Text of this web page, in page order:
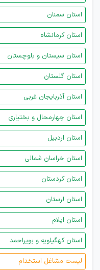
استان سمنان
استان کرمانشاه
استان سیستان و بلوچستان
استان گلستان
استان آذربایجان غربی
استان چهارمحال و بختیاری
استان اردبیل
استان خراسان شمالی
استان کردستان
استان لرستان
استان ایلام
استان کهگیلویه و بویراحمد
لیست مشاغل استخدام